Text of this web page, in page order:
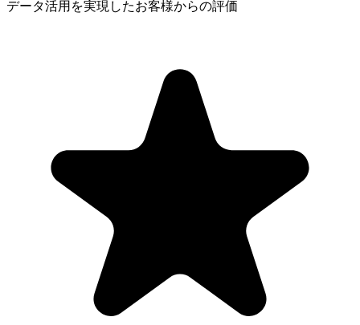
データ活用を実現したお客様からの評価